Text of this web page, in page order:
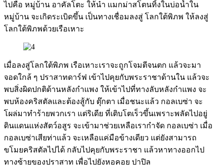
ไปคือ หมู่บ้าน อาคัลโตะ ให้นำ แมกม่าสโตนทิ้งในบ่อน้ำใน
หมู่บ้าน จะเกิดระเบิดขึ้น เป็นทางเชื่อมลงสู่ โลกใต้พิภพ ให้ลงสู่
โลกใต้พิภพด้วยเรือเหาะ
เมื่อลงสู่โลกใต้พิภพ เรือเหาะเราจะถูกโจมตีจนตก แล้วจะมา
จอดใกล้ ๆ ปราสาทดาร์ฟ เข้าไปคุยกับพระราชาด้านใน แล้วจะ
พบสิ่งผิดปกติด้านหลังกำแพง ให้เข้าไปที่ทางลับหลังกำแพง จะ
พบห้องคริสตัลและต้องสู้กับ ตุ๊กตา เมื่อชนะแล้ว กอลเบซ่า จะ
โผล่มาทำร้ายพวกเรา แต่ริเดีย ที่เติบโตเร็วขึ้นเพราะพลัดไปอยู่
ดินแดนแห่งสัตว์อสูร จะเข้ามาช่วยเหลือเรากำจัด กอลเบซ่า เมื่อ
กอลเบซ่าเสียท่าแล้ว จะเหลือแค่มือข้างเดียว แต่ยังสามารถ
ขโมยคริสตัลไปได้ กลับไปคุยกับพระราชา แล้วหาทางออกไป
ทางซ้ายของปราสาท เพื่อไปยังหอคอย ปาปิล